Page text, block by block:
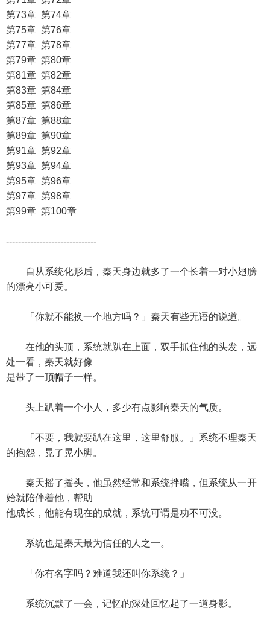
第73章 第74章
第75章 第76章
第77章 第78章
第79章 第80章
第81章 第82章
第83章 第84章
第85章 第86章
第87章 第88章
第89章 第90章
第91章 第92章
第93章 第94章
第95章 第96章
第97章 第98章
第99章 第100章
------------------------------
自从系统化形后，秦天身边就多了一个长着一对小翅膀
的漂亮小可爱。
「你就不能换一个地方吗？」秦天有些无语的说道。
在他的头顶，系统就趴在上面，双手抓住他的头发，远
处一看，秦天就好像
是带了一顶帽子一样。
头上趴着一个小人，多少有点影响秦天的气质。
「不要，我就要趴在这里，这里舒服。」系统不理秦天
的抱怨，晃了晃小脚。
秦天摇了摇头，他虽然经常和系统拌嘴，但系统从一开
始就陪伴着他，帮助
他成长，他能有现在的成就，系统可谓是功不可没。
系统也是秦天最为信任的人之一。
「你有名字吗？难道我还叫你系统？」
系统沉默了一会，记忆的深处回忆起了一道身影。